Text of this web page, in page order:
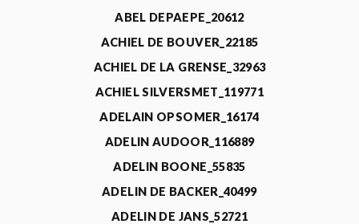
ABEL DEPAEPE_20612
ACHIEL DE BOUVER_22185
ACHIEL DE LA GRENSE_32963
ACHIEL SILVERSMET_119771
ADELAIN OPSOMER_16174
ADELIN AUDOOR_116889
ADELIN BOONE_55835
ADELIN DE BACKER_40499
ADELIN DE JANS_52721